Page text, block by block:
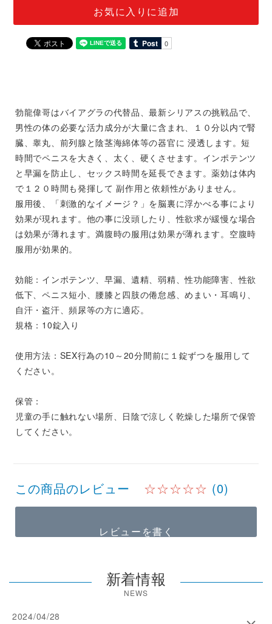
お気に入りに追加
勃龍偉哥はバイアグラの代替品、最新シリアスの挑戦品で、
男性の体の必要な活力成分が大量に含まれ、１０分以内で腎
臓、睾丸、前列腺と陰茎海綿体等の器官に 浸透します。短
時間でペニスを大きく、太く、硬くさせます。インポテンツ
と早漏を防止し、セックス時間を延長できます。薬効は体内
で１２０時間も発揮して 副作用と依頼性がありません。
服用後、「刺激的なイメージ？」を脳裏に浮かべる事により
効果が現れます。他の事に没頭したり、性欲求が緩慢な場合
は効果が薄れます。満腹時の服用は効果が薄れます。空腹時
服用が効果的。
効能：インポテンツ、早漏、遺精、弱精、性功能障害、性欲
低下、ペニス短小、腰膝と四肢の倦怠感、めまい・耳鳴り、
自汗・盗汗、頻尿等の方に適応。
規格：10錠入り
使用方法：SEX行為の10～20分間前に１錠ずつを服用して
ください。
保管：
児童の手に触れない場所、日陰で涼しく乾燥した場所で保管
してください。
この商品のレビュー ☆☆☆☆☆ (0)
レビューを書く
新着情報
NEWS
2024/04/28